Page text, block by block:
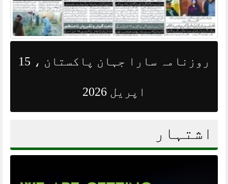
روزنامہ سارا جہان پاکستان ، 15
اپریل 2026
اشتہار